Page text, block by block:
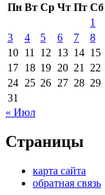
Пн Вт Ср Чт Пт Сб
1
3
4 5 6 7 8
10 11 12 13 14 15
17 18 19 20 21 22
24 25 26 27 28 29
31
« Июл
Страницы
карта сайта
обратная связь